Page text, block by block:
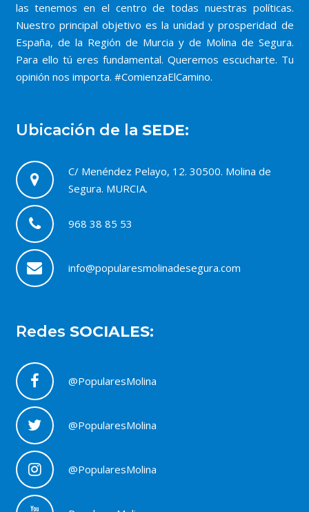
las tenemos en el centro de todas nuestras políticas.
Nuestro principal objetivo es la unidad y prosperidad de
España, de la Región de Murcia y de Molina de Segura.
Para ello tú eres fundamental. Queremos escucharte. Tu
opinión nos importa. #ComienzaElCamino.
Ubicación de la SEDE:
C/ Menéndez Pelayo, 12. 30500. Molina de
Segura. MURCIA.
968 38 85 53
info@popularesmolinadesegura.com
Redes SOCIALES:
@PopularesMolina
@PopularesMolina
@PopularesMolina